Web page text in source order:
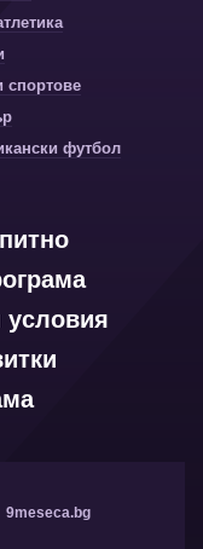
спортове
футбол
9meseca.bg